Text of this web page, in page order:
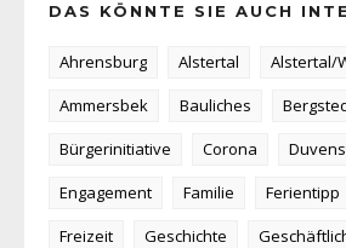
DAS KÖNNTE SIE AUCH
Ahrensburg Alstertal
Alstertal/
Ammersbek
Bauliches
Bürgerinitiative
Corona
Engagement
Familie Ferientipp
Freizeit
Geschichte